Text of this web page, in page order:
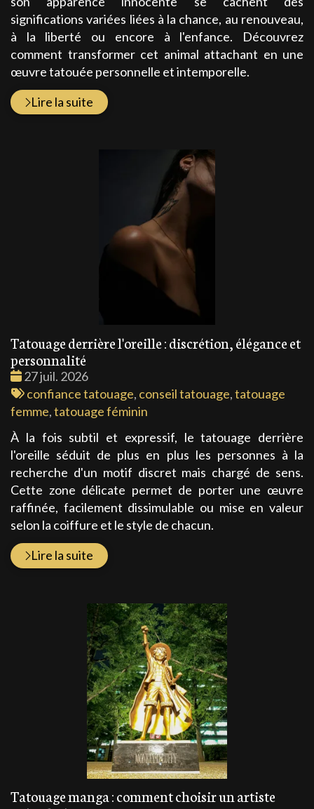
significations variées liées à la chance, au renouveau,
à la liberté ou encore à l'enfance. Découvrez
comment transformer cet animal attachant en une
œuvre tatouée personnelle et intemporelle.
Lire la suite
Tatouage derrière l'oreille : discrétion, élégance et
personnalité
Date
:
27 juil. 2026
Tags
:
confiance tatouage, conseil tatouage,tatouage
femme,tatouage féminin
À la fois subtil et expressif, le tatouage derrière
l'oreille séduit de plus en plus les personnes à la
recherche d'un motif discret mais chargé de sens.
Cette zone délicate permet de porter une œuvre
raffinée, facilement dissimulable ou mise en valeur
selon la coiffure et le style de chacun.
Lire la suite
Tatouage manga : comment choisir un artiste